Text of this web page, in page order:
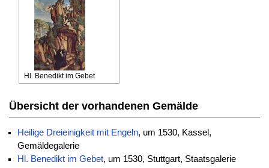
Hl. Benedikt im Gebet
Übersicht der vorhandenen Gemälde
Heilige Dreieinigkeit mit Engeln, um 1530, Kassel,
Gemäldegalerie
Hl. Benedikt im Gebet, um 1530, Stuttgart, Staatsgalerie